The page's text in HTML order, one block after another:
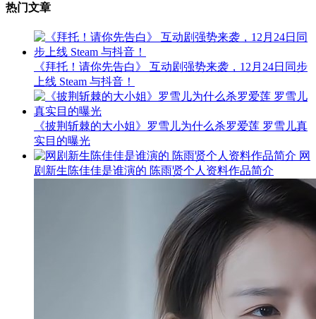
热门文章
《拜托！请你先告白》 互动剧强势来袭，12月24日同步
上线 Steam 与抖音！
《披荆斩棘的大小姐》罗雪儿为什么杀罗爱莲 罗雪儿真
实目的曝光
网
剧新生陈佳佳是谁演的 陈雨贤个人资料作品简介